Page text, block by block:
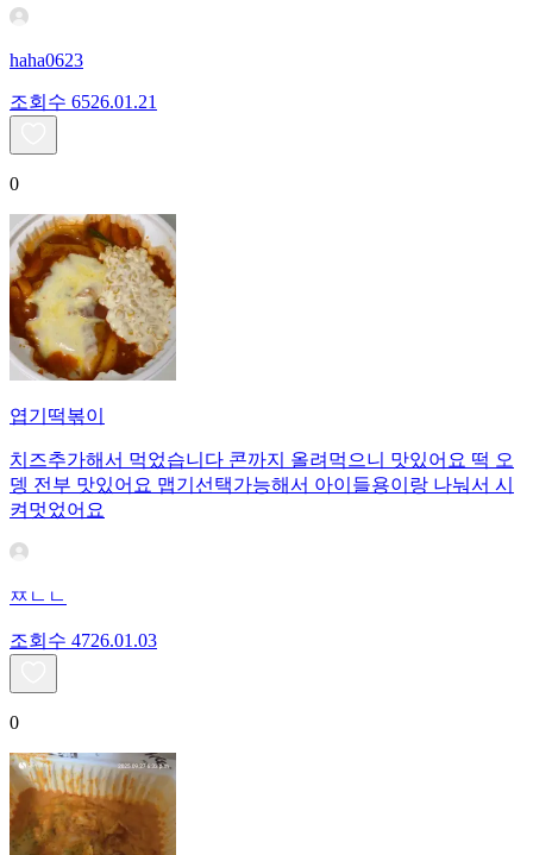
haha0623
조회수 6526.01.21
0
엽기떡볶이
치즈추가해서 먹었습니다 콘까지 올려먹으니 맛있어요 떡 오
뎅 전부 맛있어요 맵기선택가능해서 아이들용이랑 나눠서 시
켜멋었어요
ㅉㄴㄴ
조회수 4726.01.03
0